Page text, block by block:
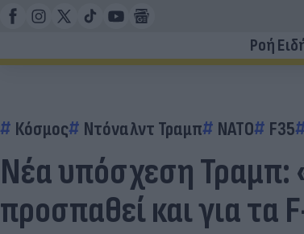
Ροή
Κόσμος Ντόναλντ Τραμπ ΝΑΤΟ F35
Νέα υπόσχεση Τραμπ:
προσπαθεί και για τα